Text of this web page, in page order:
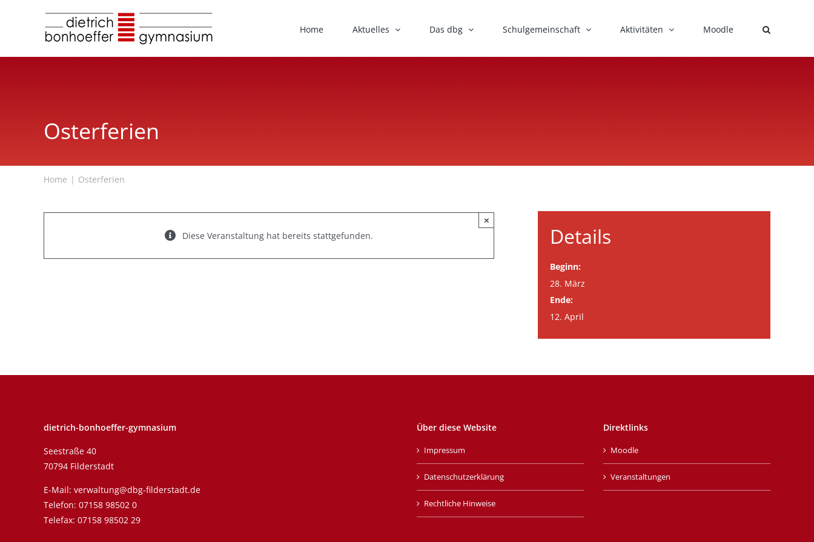
Home Aktuelles Das dbg Schulgemeinschaft Aktivitäten Moodle
Osterferien
Home Osterferien
Diese Veranstaltung hat bereits stattgefunden.
×
Details
Beginn:
28. März
Ende:
12. April
dietrich-bonhoeffer-gymnasium
Seestraße 40
70794 Filderstadt
E-Mail: verwaltung@dbg-filderstadt.de
Telefon: 07158 98502 0
Telefax: 07158 98502 29
Über diese Website
Impressum
Datenschutzerklärung
Rechtliche Hinweise
Direktlinks
Moodle
Veranstaltungen